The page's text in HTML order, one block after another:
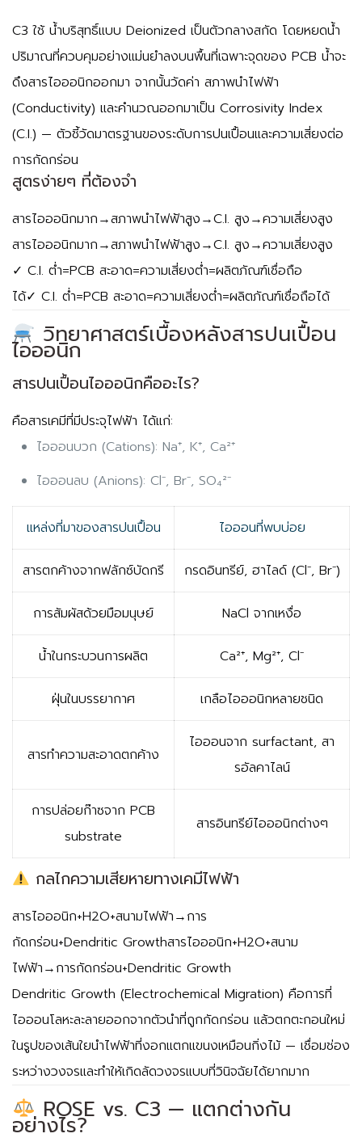
C3 ใช้ น้ำบริสุทธิ์แบบ Deionized เป็นตัวกลางสกัด โดยหยดน้ำ
ปริมาณที่ควบคุมอย่างแม่นยำลงบนพื้นที่เฉพาะจุดของ PCB น้ำจะ
ดึงสารไอออนิกออกมา จากนั้นวัดค่า สภาพนำไฟฟ้า
(Conductivity) และคำนวณออกมาเป็น Corrosivity Index
(C.I.) — ตัวชี้วัดมาตรฐานของระดับการปนเปื้อนและความเสี่ยงต่อ
การกัดกร่อน
สูตรง่ายๆ ที่ต้องจำ
สารไอออนิกมาก→สภาพนำไฟฟ้าสูง→C.I. สูง→ความเสี่ยงสูง
สารไอออนิกมาก→สภาพนำไฟฟ้าสูง→C.I. สูง→ความเสี่ยงสูง
✓ C.I. ต่ำ=PCB สะอาด=ความเสี่ยงต่ำ=ผลิตภัณฑ์เชื่อถือ
ได้✓ C.I. ต่ำ=PCB สะอาด=ความเสี่ยงต่ำ=ผลิตภัณฑ์เชื่อถือได้
วิทยาศาสตร์เบื้องหลังสารปนเปื้อน
ไอออนิก
สารปนเปื้อนไอออนิกคืออะไร?
คือสารเคมีที่มีประจุไฟฟ้า ได้แก่:
ไอออนบวก (Cations): Na⁺, K⁺, Ca²⁺
ไอออนลบ (Anions): Cl⁻, Br⁻, SO₄²⁻
แหล่งที่มาของสารปนเปื้อน ไอออนที่พบบ่อย
สารตกค้างจากฟลักซ์บัดกรี กรดอินทรีย์, ฮาไลด์ (Cl⁻, Br⁻)
การสัมผัสด้วยมือมนุษย์ NaCl จากเหงื่อ
น้ำในกระบวนการผลิต Ca²⁺, Mg²⁺, Cl⁻
ฝุ่นในบรรยากาศ เกลือไอออนิกหลายชนิด
สารทำความสะอาดตกค้าง
ไอออนจาก surfactant, สา
รอัลคาไลน์
การปล่อยก๊าซจาก PCB
substrate
สารอินทรีย์ไอออนิกต่างๆ
กลไกความเสียหายทางเคมีไฟฟ้า
สารไอออนิก+H2O+สนามไฟฟ้า→การ
กัดกร่อน+Dendritic Growthสารไอออนิก+H2O+สนาม
ไฟฟ้า→การกัดกร่อน+Dendritic Growth
Dendritic Growth (Electrochemical Migration) คือการที่
ไอออนโลหะละลายออกจากตัวนำที่ถูกกัดกร่อน แล้วตกตะกอนใหม่
ในรูปของเส้นใยนำไฟฟ้าที่งอกแตกแขนงเหมือนกิ่งไม้ — เชื่อมช่อง
ระหว่างวงจรและทำให้เกิดลัดวงจรแบบที่วินิจฉัยได้ยากมาก
ROSE vs. C3 — แตกต่างกัน
อย่างไร?